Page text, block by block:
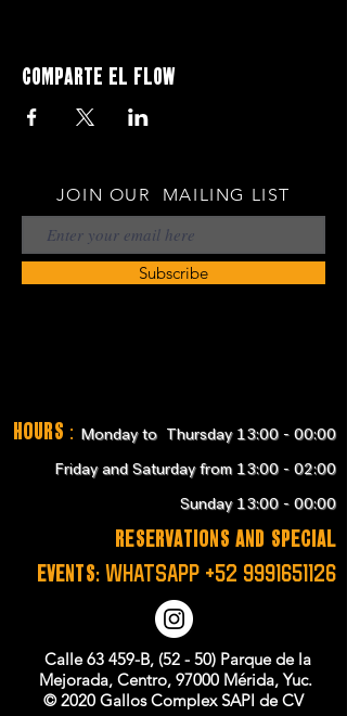
Comparte el flow
JOIN OUR MAILING LIST
Subscribe
Hours : Monday to Thursday 13:00 - 00:00
Friday and Saturday from 13:00 - 02:00
Sunday 13:00 - 00:00
RESERVATIONS and SPECIAL
EVENTS: WHATSAPP +52 9991651126
Calle 63 459-B, (52 - 50) Parque de la
Mejorada, Centro, 97000 Mérida, Yuc.
© 2020 Gallos Complex SAPI de CV